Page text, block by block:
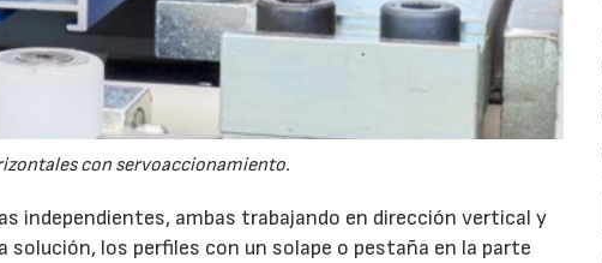
con servoaccionamiento.
independientes, ambas trabajando en dirección vertical y
los perfiles con un solape o pestaña en la parte